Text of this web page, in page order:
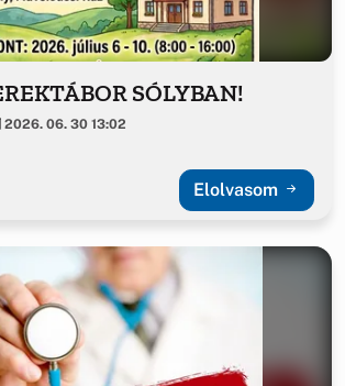
SÓLYBAN!
2026. 06. 30 13:02
Elolvasom